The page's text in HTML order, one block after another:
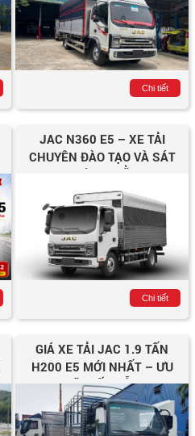
Chi tiết
JAC N360 E5 – XE TẢI
CHUYÊN ĐÀO TẠO VÀ SÁT
HẠCH LÁI XE BẰNG C1
Chi tiết
GIÁ XE TẢI JAC 1.9 TẤN
H200 E5 MỚI NHẤT – ƯU
ĐÃI HẤP DẪN